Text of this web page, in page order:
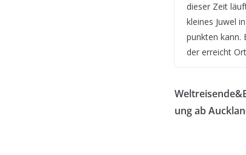
dieser Zeit
kleines Juwel
punkten kann.
der erreicht
ung ab